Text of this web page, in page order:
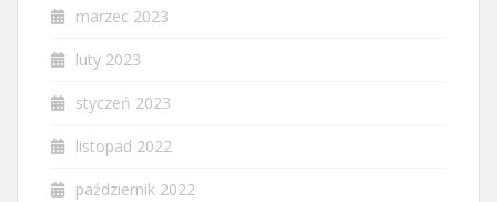
marzec 2023
luty 2023
styczeń 2023
listopad 2022
październik 2022